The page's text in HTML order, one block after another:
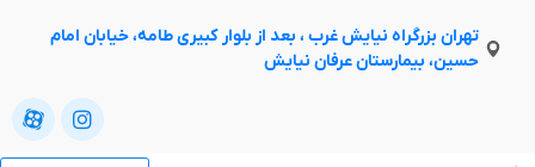
تهران بزرگراه نیایش غرب ، بعد از بلوار کبیری طامه، خیابان امام
حسین، بیمارستان عرفان نیایش